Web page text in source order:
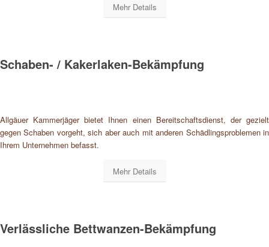
Mehr Details
Schaben- / Kakerlaken-Bekämpfung
Allgäuer Kammerjäger bietet Ihnen einen Bereitschaftsdienst, der gezielt
gegen Schaben vorgeht, sich aber auch mit anderen Schädlingsproblemen in
Ihrem Unternehmen befasst.
Mehr Details
Verlässliche Bettwanzen-Bekämpfung